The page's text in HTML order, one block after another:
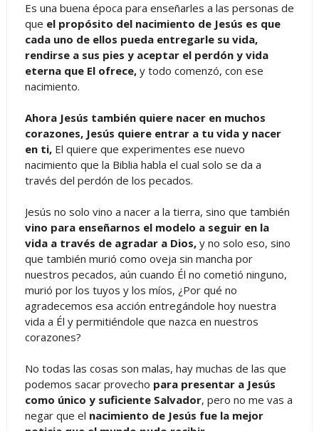
Es una buena época para enseñarles a las personas de
que el propósito del nacimiento de Jesús es que
cada uno de ellos pueda entregarle su vida,
rendirse a sus pies y aceptar el perdón y vida
eterna que El ofrece,y todo comenzó, con ese
nacimiento.
Ahora Jesús también quiere nacer en muchos
corazones, Jesús quiere entrar a tu vida y nacer
en ti,El quiere que experimentes ese nuevo
nacimiento que la Biblia habla el cual solo se da a
través del perdón de los pecados.
Jesús no solo vino a nacer a la tierra, sino que también
vino para enseñarnos el modelo a seguir en la
vida a través de agradar a Dios, y no solo eso, sino
que también murió como oveja sin mancha por
nuestros pecados, aún cuando Él no cometió ninguno,
murió por los tuyos y los míos, ¿Por qué no
agradecemos esa acción entregándole hoy nuestra
vida a Él y permitiéndole que nazca en nuestros
corazones?
No todas las cosas son malas, hay muchas de las que
podemos sacar provecho para presentar a Jesús
como único y suficiente Salvador, pero no me vas a
negar que el nacimiento de Jesús fue la mejor